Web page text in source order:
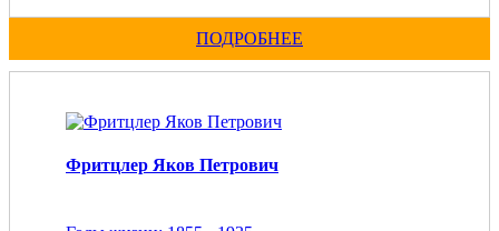
ПОДРОБНЕЕ
Фритцлер Яков Петрович